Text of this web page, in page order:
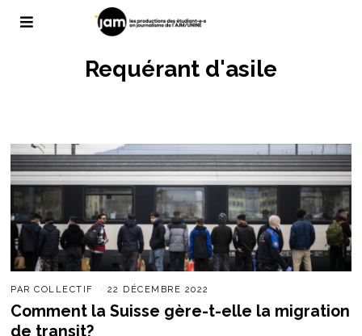
Requérant d'asile
PARCOLLECTIF 22 DÉCEMBRE 2022
Comment la Suisse gère-t-elle la migration
de transit?